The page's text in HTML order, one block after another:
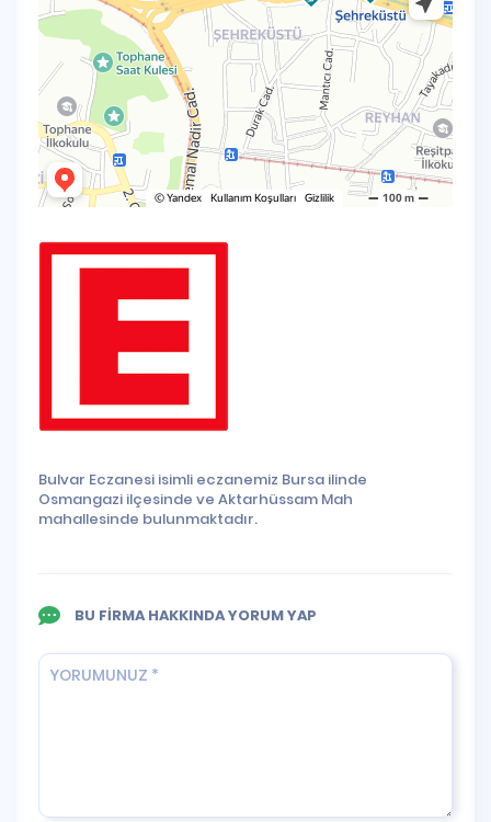
Bulvar Eczanesi isimli eczanemiz Bursa ilinde
Osmangazi ilçesinde ve Aktarhüssam Mah
mahallesinde bulunmaktadır.
BU FİRMA HAKKINDA YORUM YAP